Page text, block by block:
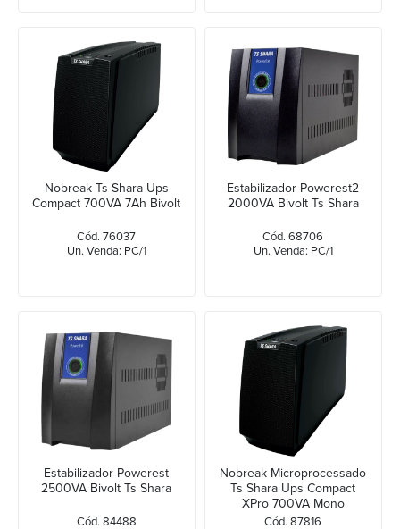
Nobreak Ts Shara Ups
Compact 700VA 7Ah Bivolt
Cód. 76037
Un. Venda: PC/1
Estabilizador Powerest2
2000VA Bivolt Ts Shara
Cód. 68706
Un. Venda: PC/1
Estabilizador Powerest
2500VA Bivolt Ts Shara
Cód. 84488
Nobreak Microprocessado
Ts Shara Ups Compact
XPro 700VA Mono
Cód. 87816